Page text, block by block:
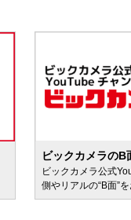
ビックカメラのB
ビックカメラ公式
側やリアルの“B面”